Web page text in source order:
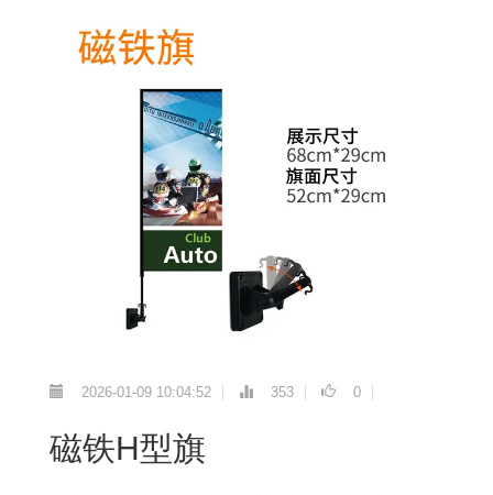
2026-01-09 10:04:52 353 0
磁铁H型旗